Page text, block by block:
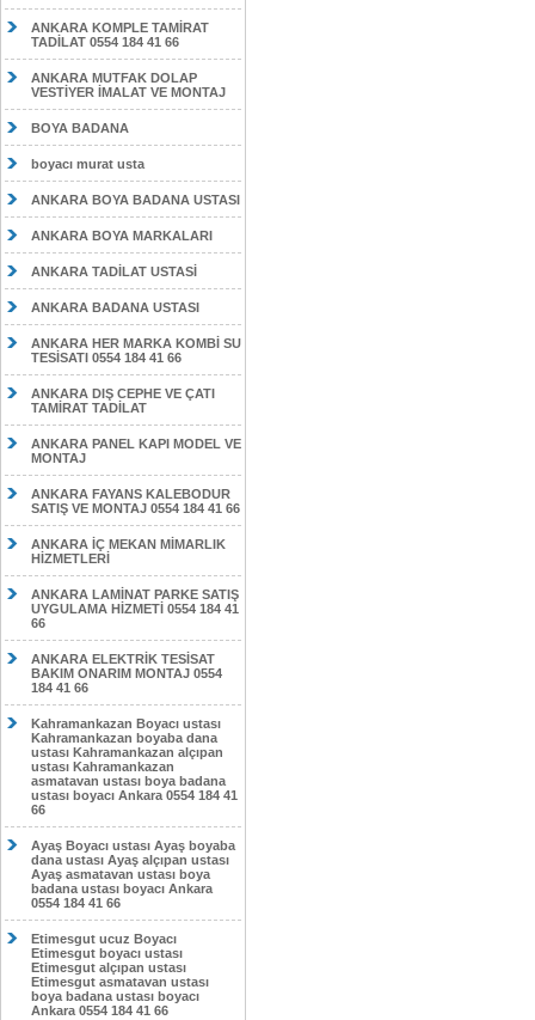
ANKARA KOMPLE TAMİRAT
TADİLAT 0554 184 41 66
ANKARA MUTFAK DOLAP
VESTİYER İMALAT VE MONTAJ
BOYA BADANA
boyacı murat usta
ANKARA BOYA BADANA USTASI
ANKARA BOYA MARKALARI
ANKARA TADİLAT USTASİ
ANKARA BADANA USTASI
ANKARA HER MARKA KOMBİ SU
TESİSATI 0554 184 41 66
ANKARA DIŞ CEPHE VE ÇATI
TAMİRAT TADİLAT
ANKARA PANEL KAPI MODEL VE
MONTAJ
ANKARA FAYANS KALEBODUR
SATIŞ VE MONTAJ 0554 184 41 66
ANKARA İÇ MEKAN MİMARLIK
HİZMETLERİ
ANKARA LAMİNAT PARKE SATIŞ
UYGULAMA HİZMETİ 0554 184 41
66
ANKARA ELEKTRİK TESİSAT
BAKIM ONARIM MONTAJ 0554
184 41 66
Kahramankazan Boyacı ustası
Kahramankazan boyaba dana
ustası Kahramankazan alçıpan
ustası Kahramankazan
asmatavan ustası boya badana
ustası boyacı Ankara 0554 184 41
66
Ayaş Boyacı ustası Ayaş boyaba
dana ustası Ayaş alçıpan ustası
Ayaş asmatavan ustası boya
badana ustası boyacı Ankara
0554 184 41 66
Etimesgut ucuz Boyacı
Etimesgut boyacı ustası
Etimesgut alçıpan ustası
Etimesgut asmatavan ustası
boya badana ustası boyacı
Ankara 0554 184 41 66